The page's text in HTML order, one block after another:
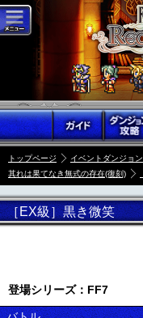
トップページ イベントダンジョン
其れは果てなき無式の存在(復刻)
［EX級］黒き微笑
登場シリーズ：FF7